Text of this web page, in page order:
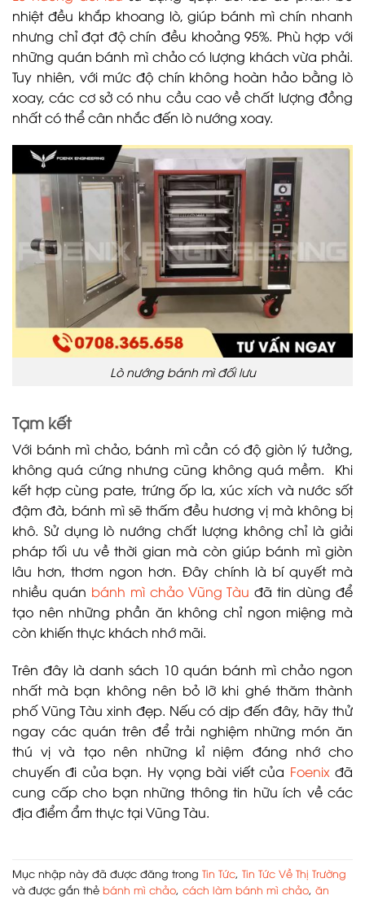
nhiệt đều khắp khoang lò, giúp bánh mì chín nhanh
nhưng chỉ đạt độ chín đều khoảng 95%. Phù hợp với
những quán bánh mì chảo có lượng khách vừa phải.
Tuy nhiên, với mức độ chín không hoàn hảo bằng lò
xoay, các cơ sở có nhu cầu cao về chất lượng đồng
nhất có thể cân nhắc đến lò nướng xoay.
Lò nướng bánh mì đối lưu
Tạm kết
Với bánh mì chảo, bánh mì cần có độ giòn lý tưởng,
không quá cứng nhưng cũng không quá mềm. Khi
kết hợp cùng pate, trứng ốp la, xúc xích và nước sốt
đậm đà, bánh mì sẽ thấm đều hương vị mà không bị
khô. Sử dụng lò nướng chất lượng không chỉ là giải
pháp tối ưu về thời gian mà còn giúp bánh mì giòn
lâu hơn, thơm ngon hơn. Đây chính là bí quyết mà
nhiều quán bánh mì chảo Vũng Tàu đã tin dùng để
tạo nên những phần ăn không chỉ ngon miệng mà
còn khiến thực khách nhớ mãi.
Trên đây là danh sách 10 quán bánh mì chảo ngon
nhất mà bạn không nên bỏ lỡ khi ghé thăm thành
phố Vũng Tàu xinh đẹp. Nếu có dịp đến đây, hãy thử
ngay các quán trên để trải nghiệm những món ăn
thú vị và tạo nên những kỉ niệm đáng nhớ cho
chuyến đi của bạn. Hy vọng bài viết của Foenixđã
cung cấp cho bạn những thông tin hữu ích về các
địa điểm ẩm thực tại Vũng Tàu.
Mục nhập này đã được đăng trong Tin Tức, Tin Tức Về Thị Trường
và được gắn thẻ bánh mì chảo, cách làm bánh mì chảo, ăn